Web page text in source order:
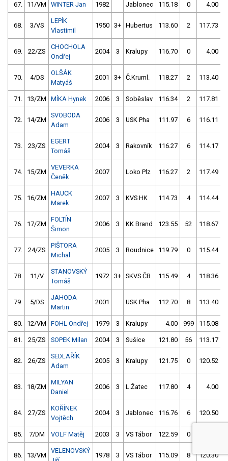
67. 11/VM WINTER Jan 1982 Jablonec 115.18 0 4.00
68. 3/VS
LEPÍK
Vlastimil
1950 3+ Hubertus 113.60 2 117.73
69. 22/ZS
CHOCHOLA
Ondřej
2004 3 Kralupy 116.70 0 4.00
70. 4/DS
OLŠÁK
Matyáš
2001 3+ Č.Kruml. 118.27 2 113.40
71. 13/ZM MÍKA Hynek 2006 3 Soběslav 116.34 2 117.81
72. 14/ZM
SVOBODA
Adam
2006 3 USK Pha 111.97 6 116.11
73. 23/ZS
EGERT
Tomáš
2004 3 Rakovník 116.27 6 114.17
74. 15/ZM
VEVERKA
Čeněk
2007 Loko Plz 116.27 2 117.49
75. 16/ZM
HAUCK
Marek
2007 3 KVS HK 114.73 4 114.44
76. 17/ZM
FOLTÍN
Šimon
2006 3 KK Brand 123.55 52 118.67
77. 24/ZS
PIŠTORA
Michal
2005 3 Roudnice 119.79 0 115.44
78. 11/V
STANOVSKÝ
Tomáš
1972 3+ SKVS ČB 115.49 4 118.36
79. 5/DS
JAHODA
Martin
2001 USK Pha 112.70 8 113.40
80. 12/VM FOHL Ondřej 1979 3 Kralupy 4.00 999 115.08
81. 25/ZS SOPEK Milan 2004 3 Sušice 121.80 56 113.17
82. 26/ZS
SEDLAŘÍK
Adam
2005 3 Kralupy 121.75 0 120.52
83. 18/ZM
MILYAN
Daniel
2006 3 L.Žatec 117.80 4 4.00
84. 27/ZS
KOŘÍNEK
Vojtěch
2004 3 Jablonec 116.76 6 120.50
85. 7/DM VOLF Matěj 2003 3 VS Tábor 122.59 0
86. 13/VM
VELENOVSKÝ
1978 3 VS Tábor 115.09 8 120.30